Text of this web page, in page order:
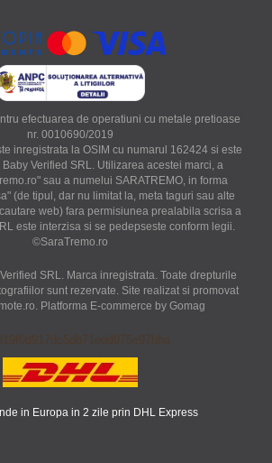
efectuarea de operatiuni cu metale pretioase
nr. 0010690/2019
inregistrata la OSIM cu numarul 162424 si este
Verified SRL. Utilizarea acestei marci, a
sau a numelui SARATREMO, in forma
(de tipul, dar nu limitat la, meta taguri sau alte
web) fara permisiunea prealabila scrisa a
este interzisa si se pedepseste conform legii.
©SaraTremo.ro
SRL. Marca inregistrata. Toate drepturile
sunt rezervate. Site realizat si promovat
Platforma E-commerce by Gomag
in Europa in 2 zile prin DHL Express